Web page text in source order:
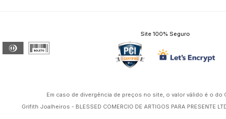
Site 100% Seguro
Em caso de divergência de preços no site, o valor válido é o do
Grifith Joalheiros - BLESSED COMERCIO DE ARTIGOS PARA PRESENTE